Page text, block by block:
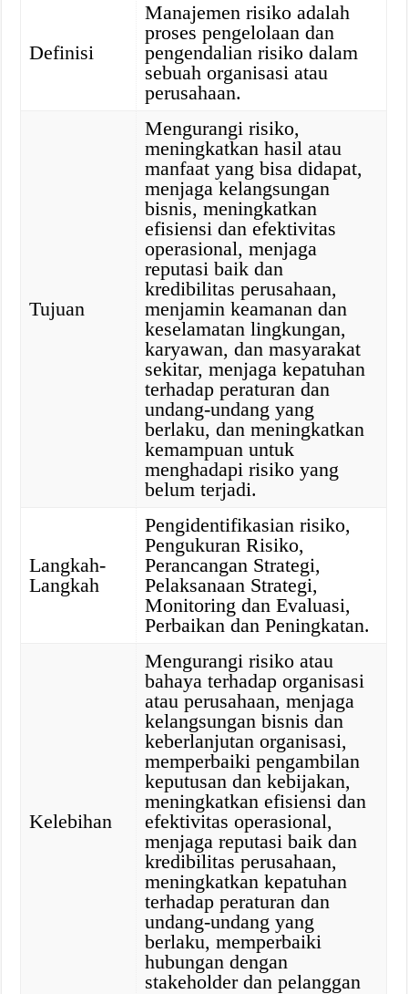
Definisi
Manajemen risiko adalah
proses pengelolaan dan
pengendalian risiko dalam
sebuah organisasi atau
perusahaan.
Tujuan
Mengurangi risiko,
meningkatkan hasil atau
manfaat yang bisa didapat,
menjaga kelangsungan
bisnis, meningkatkan
efisiensi dan efektivitas
operasional, menjaga
reputasi baik dan
kredibilitas perusahaan,
menjamin keamanan dan
keselamatan lingkungan,
karyawan, dan masyarakat
sekitar, menjaga kepatuhan
terhadap peraturan dan
undang-undang yang
berlaku, dan meningkatkan
kemampuan untuk
menghadapi risiko yang
belum terjadi.
Langkah-
Langkah
Pengidentifikasian risiko,
Pengukuran Risiko,
Perancangan Strategi,
Pelaksanaan Strategi,
Monitoring dan Evaluasi,
Perbaikan dan Peningkatan.
Kelebihan
Mengurangi risiko atau
bahaya terhadap organisasi
atau perusahaan, menjaga
kelangsungan bisnis dan
keberlanjutan organisasi,
memperbaiki pengambilan
keputusan dan kebijakan,
meningkatkan efisiensi dan
efektivitas operasional,
menjaga reputasi baik dan
kredibilitas perusahaan,
meningkatkan kepatuhan
terhadap peraturan dan
undang-undang yang
berlaku, memperbaiki
hubungan dengan
stakeholder dan pelanggan